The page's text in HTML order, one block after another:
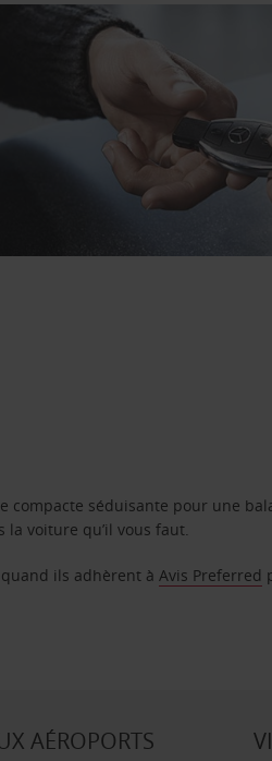
compacte séduisante pour une
la voiture qu’il vous faut.
quand ils adhèrent àAvis Preferred
AÉROPORTS